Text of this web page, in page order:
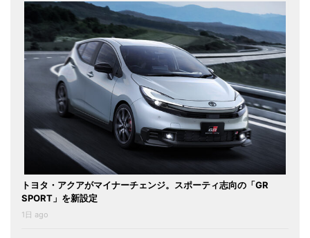
トヨタ・アクアがマイナーチェンジ。スポーティ志向の「GR
SPORT」を新設定
1日 ago